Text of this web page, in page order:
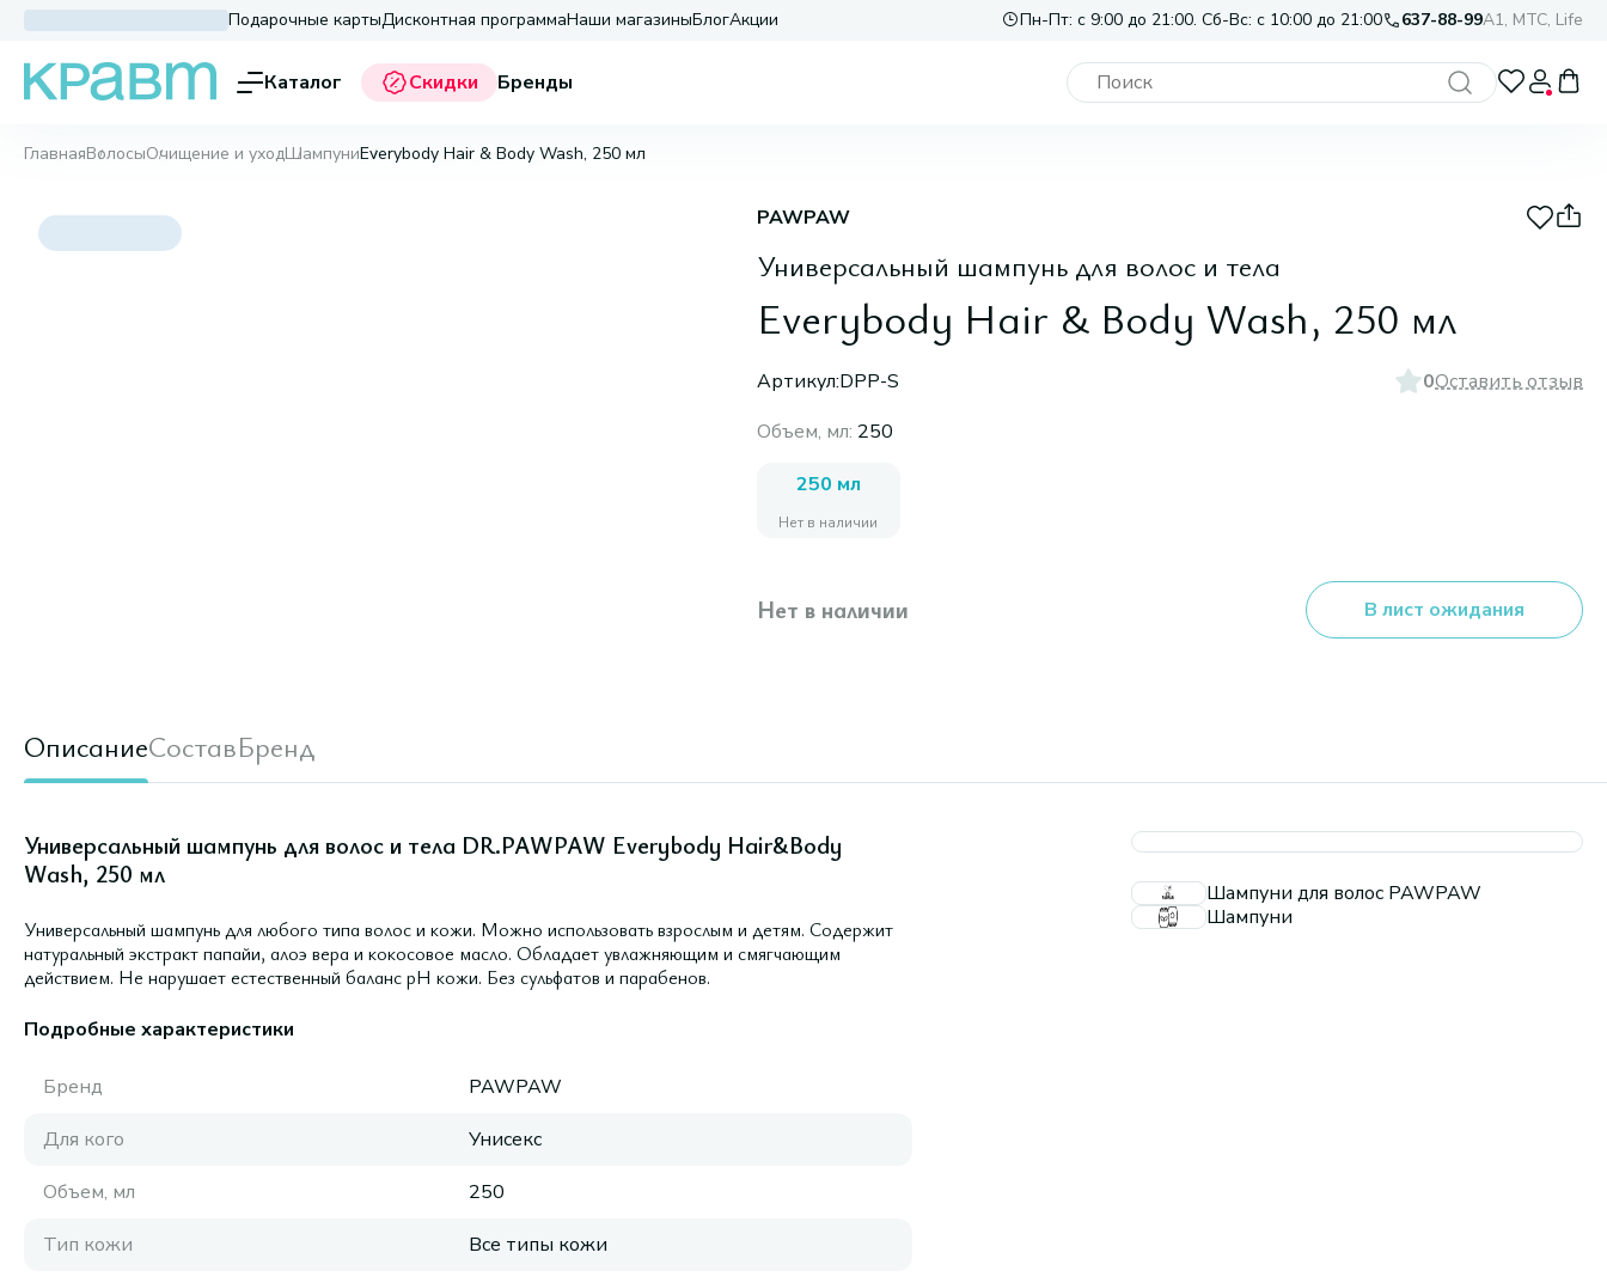
Подарочные картыДисконтная программаНаши магазиныБлогАкции Пн-Пт: с 9:00 до 21:00. Сб-Вс: с 10:00 до 21:00 637-88-99A1, МТС, Life
Каталог Скидки Бренды
ГлавнаяВолосыОчищение и уходШампуниEverybody Hair & Body Wash, 250 мл
PAWPAW
Универсальный шампунь для волос и тела
Everybody Hair & Body Wash, 250 мл
Артикул:DPP-S 0Оставить отзыв
Объем, мл: 250
250 мл
Нет в наличии
Нет в наличии В лист ожидания
ОписаниеСоставБренд
Универсальный шампунь для волос и тела DR.PAWPAW Everybody Hair&Body
Wash, 250 мл
Универсальный шампунь для любого типа волос и кожи. Можно использовать взрослым и детям. Содержит
натуральный экстракт папайи, алоэ вера и кокосовое масло. Обладает увлажняющим и смягчающим
действием. Не нарушает естественный баланс pH кожи. Без сульфатов и парабенов.
Подробные характеристики
Бренд
PAWPAW
Для кого
Унисекс
Объем, мл
250
Тип кожи
Все типы кожи
Шампуни для волос PAWPAW
Шампуни